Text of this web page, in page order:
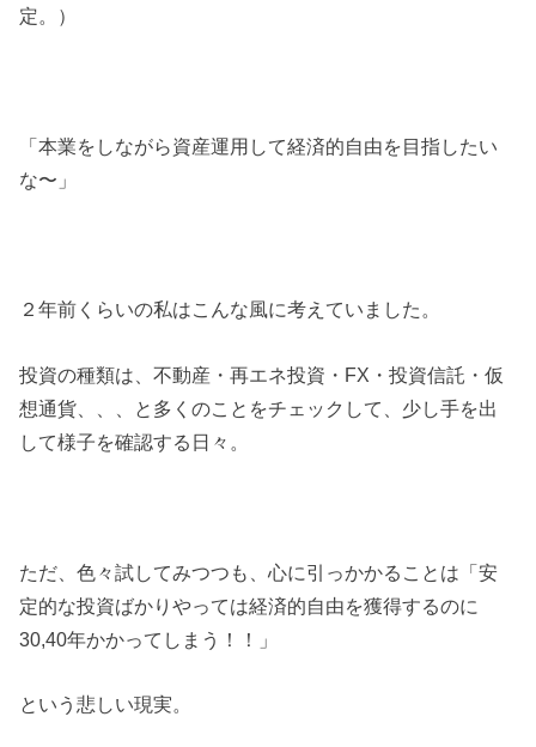
定。）
「本業をしながら資産運用して経済的自由を目指したい
な〜」
２年前くらいの私はこんな風に考えていました。
投資の種類は、不動産・再エネ投資・FX・投資信託・仮
想通貨、、、と多くのことをチェックして、少し手を出
して様子を確認する日々。
ただ、色々試してみつつも、心に引っかかることは「安
定的な投資ばかりやっては経済的自由を獲得するのに
30,40年かかってしまう！！」
という悲しい現実。